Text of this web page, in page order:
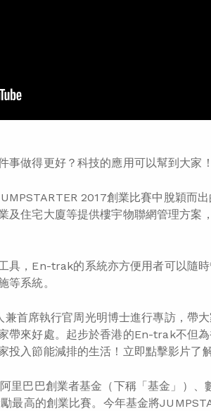
事做得更好？科技的應用可以幫到大家
2017創業比賽中脫穎而
及住宅大廈等提供樓宇物聯網管理方案
具，En-trak的系統亦方便用者可以隨
等系統。
首席執行官周光明博士進行專訪，帶
帶來好處。起步於香港的En-trak不但
投入節能減排的生活！立即點擊影片了
里巴巴創業者基金（下稱「基金」）
最高的創業比賽。今年基金將